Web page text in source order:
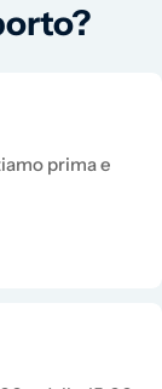
prima e